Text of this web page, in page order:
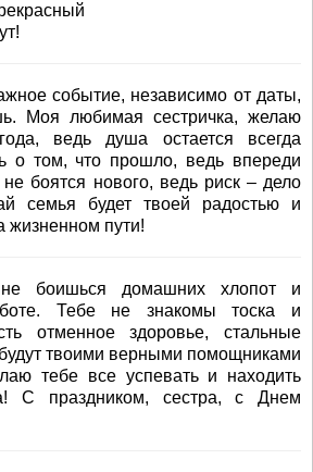
событие, независимо от даты,
Моя любимая сестричка, желаю
ведь душа остается всегда
о том, что прошло, ведь впереди
не боятся нового, ведь риск – дело
семья будет твоей радостью и
жизненном пути!
боишься домашних хлопот и
Тебе не знакомы тоска и
отменное здоровье, стальные
твоими верными помощниками
тебе все успевать и находить
С праздником, сестра, с Днем